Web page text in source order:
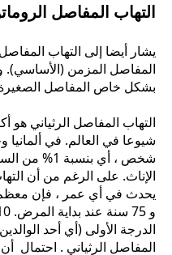
التهاب المفاصل
المفاصل المزمن
بشكل خاص المفاصل الصغيرة
التهاب المفاصل الرثياني هو
شخص ، أي
الإناث. على الرغم من أن
الدرجة الأولى (أي أحد
المفاصل الرثياني . احتمال